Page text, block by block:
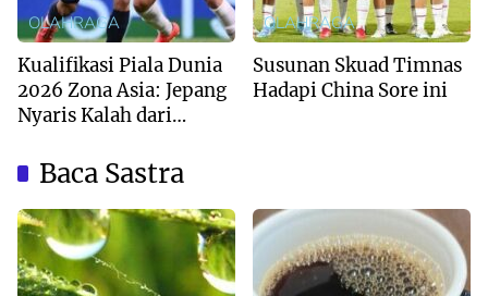
OLAHRAGA
Kualifikasi Piala Dunia
2026 Zona Asia: Jepang
Nyaris Kalah dari
OLAHRAGA
Susunan Skuad Timnas
Hadapi China Sore ini
Baca Sastra